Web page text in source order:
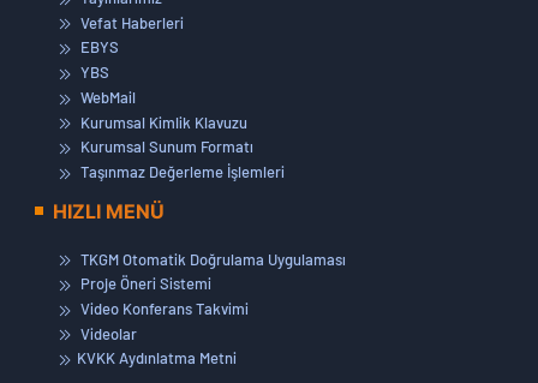
Vefat Haberleri
EBYS
YBS
WebMail
Kurumsal Kimlik Klavuzu
Kurumsal Sunum Formatı
Taşınmaz Değerleme İşlemleri
HIZLI MENÜ
TKGM Otomatik Doğrulama Uygulaması
Proje Öneri Sistemi
Video Konferans Takvimi
Videolar
KVKK Aydınlatma Metni